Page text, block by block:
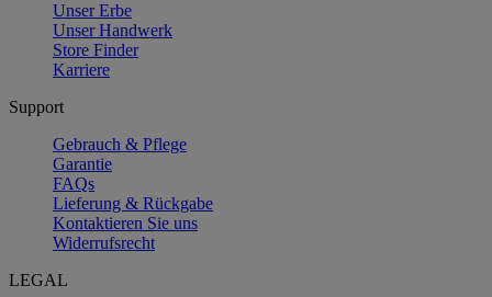
Unser Erbe
Unser Handwerk
Store Finder
Karriere
Support
Gebrauch & Pflege
Garantie
FAQs
Lieferung & Rückgabe
Kontaktieren Sie uns
Widerrufsrecht
LEGAL